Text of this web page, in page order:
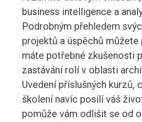
business intelligence a
Podrobným přehledem
projektů a úspěchů můžete
máte potřebné zkušenosti
zastávání rolí v oblasti
Uvedení příslušných kurzů,
školení navíc posílí váš
pomůže vám odlišit se od